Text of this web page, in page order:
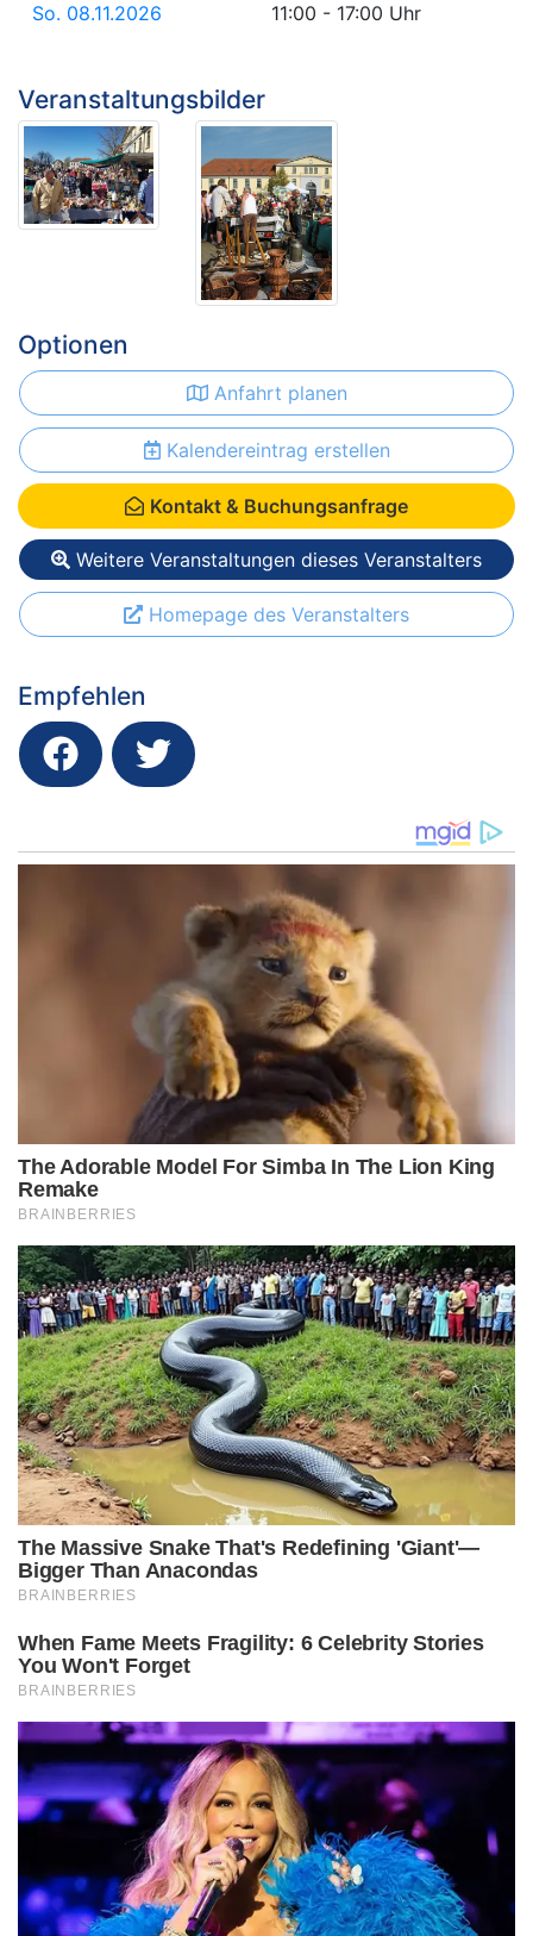
So. 08.11.2026 11:00 - 17:00 Uhr
Veranstaltungsbilder
Optionen
Anfahrt planen
Kalendereintrag erstellen
Kontakt & Buchungsanfrage
Weitere Veranstaltungen dieses Veranstalters
Homepage des Veranstalters
Empfehlen